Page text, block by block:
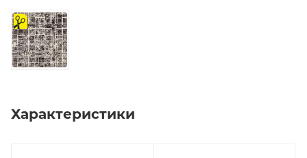
на
отрез
Характеристики